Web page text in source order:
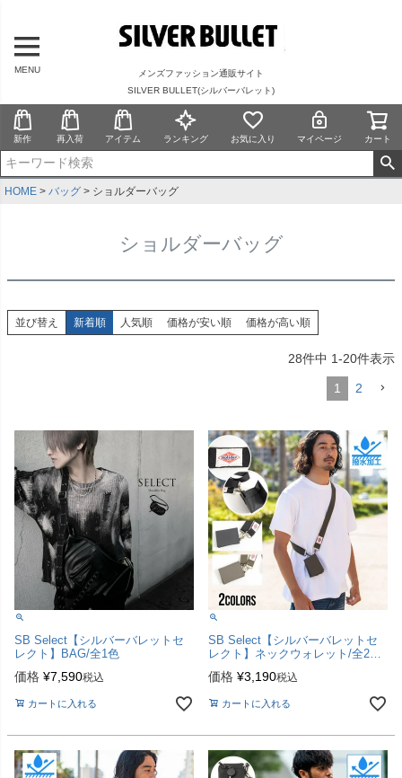
MENU
メンズファッション通販サイト
SILVER BULLET(シルバーバレット)
新作 再入荷 アイテム ランキング お気に入り マイページ カート
HOME バッグ ショルダーバッグ
ショルダーバッグ
並び替え 新着順 人気順 価格が安い順 価格が高い順
28件中 1-20件表示
1 2
SB Select【シルバーバレットセ
レクト】BAG/全1色
価格 ¥7,590税込
カートに入れる
SB Select【シルバーバレットセ
レクト】ネックウォレット/全2色
価格 ¥3,190税込
カートに入れる